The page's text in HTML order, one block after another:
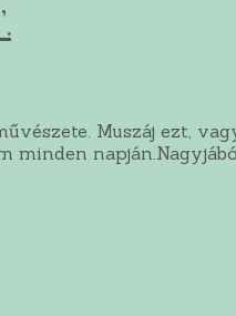
Muszáj ezt,
minden